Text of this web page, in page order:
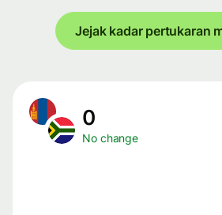
Jejak kadar pertukaran
0
No change